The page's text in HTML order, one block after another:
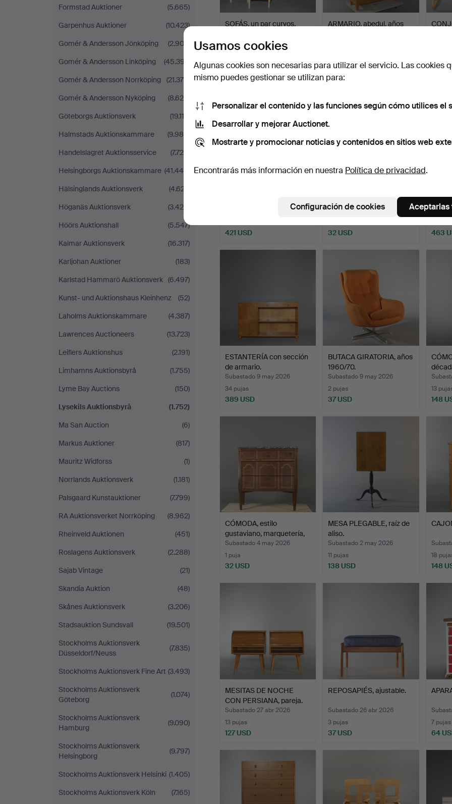
Formstad Auktioner
(5.665)
Garpenhus Auktioner
(10.423)
Gomér & Andersson Jönköping
(2.903)
Gomér & Andersson Linköping
(45.397)
Gomér & Andersson Norrköping
(21.378)
Gomér & Andersson Nyköping
(8.625)
Göteborgs Auktionsverk
(19.113)
Halmstads Auktionskammare
(9.989)
Handelslagret Auktionsservice
(7.729)
Helsingborgs Auktionskammare (41.440)
Hälsinglands Auktionsverk
(4.627)
Höganäs Auktionsverk
(3.425)
Höörs Auktionshall
(5.547)
Kalmar Auktionsverk
(16.317)
Karljohan Auktioner
(183)
Karlstad Hammarö Auktionsverk (6.497)
Kunst- und Auktionshaus Kleinhenz
(52)
Laholms Auktionskammare
(4.387)
Lawrences Auctioneers
(13.723)
Leiflers Auktionshus
(2.191)
Limhamns Auktionsbyrå
(1.755)
Lyme Bay Auctions
(150)
Lysekils Auktionsbyrå
(1.752)
Ma San Auction
(6)
Markus Auktioner
(817)
Mauritz Widforss
(1)
Norrlands Auktionsverk
(1.181)
Palsgaard Kunstauktioner
(7.799)
RA Auktionsverket Norrköping
(8.962)
Rheinveld Auktionen
(451)
Roslagens Auktionsverk
(2.288)
Sajab Vintage
(21)
Skandia Auktion
(48)
Skånes Auktionsverk
(3.206)
Stadsauktion Sundsvall
(19.501)
Stockholms Auktionsverk
Düsseldorf/Neuss
(7.835)
Stockholms Auktionsverk Fine Art (3.493)
Stockholms Auktionsverk
Göteborg
(1.074)
Stockholms Auktionsverk
Hamburg
(9.090)
Stockholms Auktionsverk
Helsingborg
(9.797)
Stockholms Auktionsverk Helsinki (1.405)
Stockholms Auktionsverk Köln
(7.165)
SOFÁS, un par curvos,
Subastado 8 jun 2026
32 USD
ARMARIO, abedul, años
893 USD 43
Subastado 21 may 2026
421 USD
Subastado 17 may 2026
32 USD 463
ESTANTERÍA con sección
de armario.
Subastado 9 may 2026
34 pujas
389 USD
BUTACA GIRATORIA, años
1960/70.
Subastado 9 may 2026
2 pujas
37 USD
13
148
CÓMODA, estilo
gustaviano, marquetería,
co…
Subastado 4 may 2026
1 puja
32 USD
MESA PLEGABLE, raíz de
aliso.
Subastado 2 may 2026
11 pujas
138 USD
18
148
MESITAS DE NOCHE
CON PERSIANA, pareja.
Subastado 27 abr 2026
13 pujas
127 USD
REPOSAPIÉS, ajustable.
Subastado 26 abr 2026
3 pujas
37 USD
7 pujas
64
Usamos cookies
Algunas cookies son necesarias para utilizar el servicio. Las cookies
mismo puedes gestionar se utilizan para:
Personalizar el contenido y las funciones según cómo utilices el
Desarrollar y mejorar Auctionet.
Mostrarte y promocionar noticias y contenidos en sitios web
Encontrarás más información en nuestra Política de privacidad.
Configuración de cookies Aceptarlas